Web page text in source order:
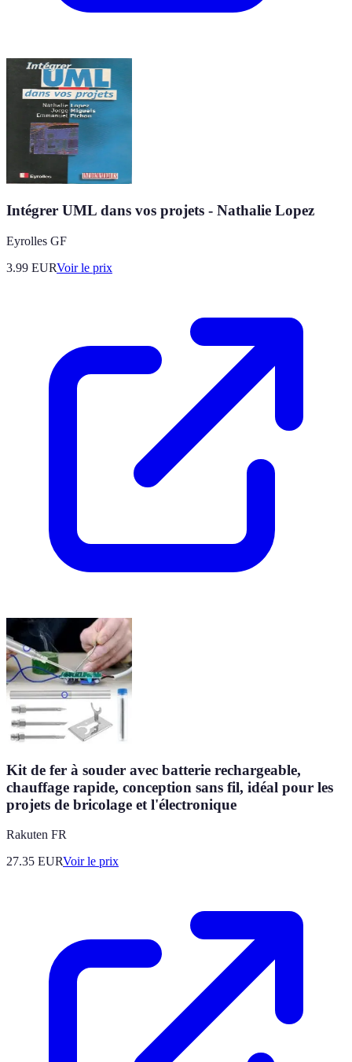
Intégrer UML dans vos projets - Nathalie Lopez
Eyrolles GF
3.99 EURVoir le prix
Kit de fer à souder avec batterie rechargeable,
chauffage rapide, conception sans fil, idéal pour les
projets de bricolage et l'électronique
Rakuten FR
27.35 EURVoir le prix